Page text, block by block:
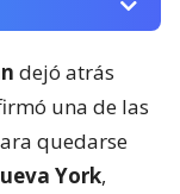
dejó atrás
una de las
quedarse
York,